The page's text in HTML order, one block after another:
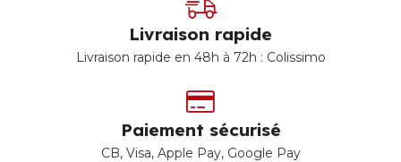
Livraison rapide
Livraison rapide en 48h à 72h : Colissimo
Paiement sécurisé
CB, Visa, Apple Pay, Google Pay